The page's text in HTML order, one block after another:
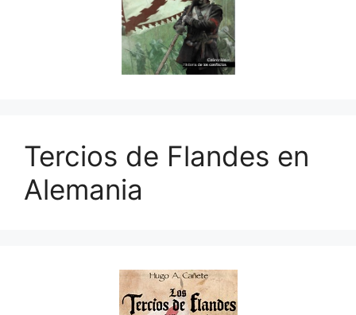
Tercios de Flandes en
Alemania